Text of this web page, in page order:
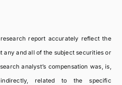
report accurately reflect the
any and all of the subject securities or
analyst’s compensation was, is,
related to the specific